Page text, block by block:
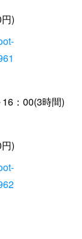
)
：00(3時間)
)